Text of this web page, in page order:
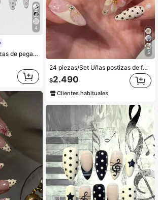
4
ROMWE Anime 10 piezas de pegatinas de arte de uñas con corazones, estrellas, lazos y alas estilo Y2K con cinta 5
24 piezas/Set Uñas postizas de forma almendrada media-larga con lunares, encaje, flores 3D rosas y strass, cobertura completa con decoración dorada, incluye 1 pieza de pegamento de gelatina y 1 pieza de lima de uñas, uñas coquette
$2.490
Clientes habituales